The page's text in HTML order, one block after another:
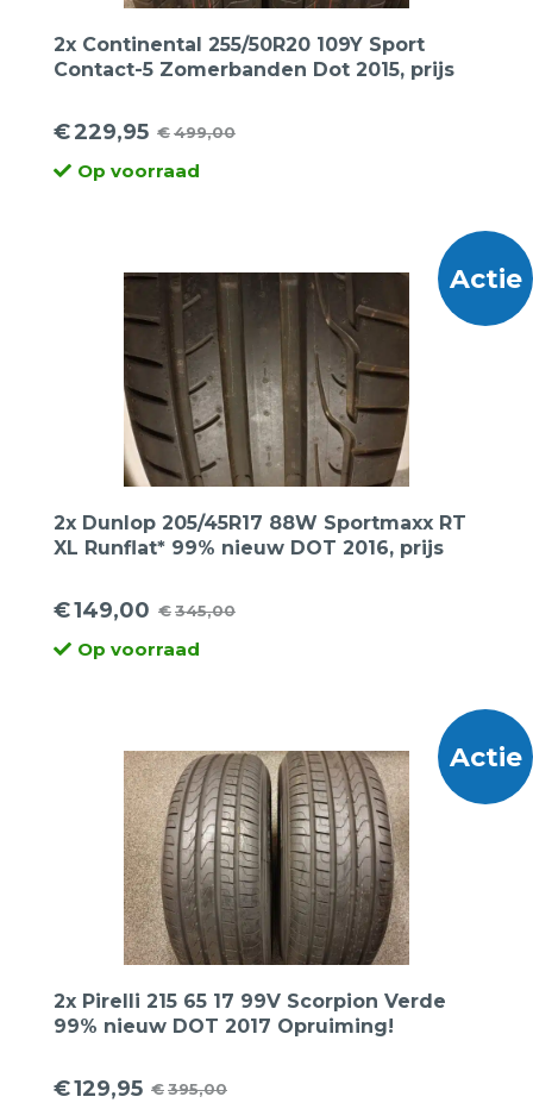
2x Continental 255/50R20 109Y Sport
Contact-5 Zomerbanden Dot 2015, prijs
€499,00
Oorspronkelijke
prijs
€229,95
Huidige
prijsOp voorraad
Actie
2x Dunlop 205/45R17 88W Sportmaxx RT
XL Runflat* 99% nieuw DOT 2016, prijs
€345,00
Oorspronkelijke
prijs
€149,00
Huidige
prijsOp voorraad
Actie
2x Pirelli 215 65 17 99V Scorpion Verde
99% nieuw DOT 2017 Opruiming!
€395,00
€129,95